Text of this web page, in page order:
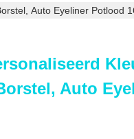
Auto Eyeliner Potlood
Auto